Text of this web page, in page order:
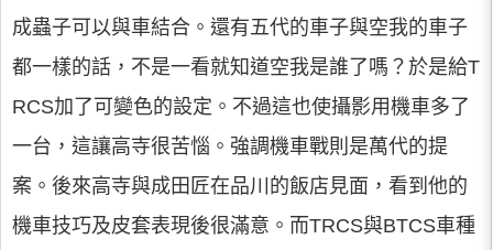
成蟲子可以與車結合。還有五代的車子與空我的車子
都一樣的話，不是一看就知道空我是誰了嗎？於是給T
RCS加了可變色的設定。不過這也使攝影用機車多了
一台，這讓高寺很苦惱。強調機車戰則是萬代的提
案。後來高寺與成田匠在品川的飯店見面，看到他的
機車技巧及皮套表現後很滿意。而TRCS與BTCS車種